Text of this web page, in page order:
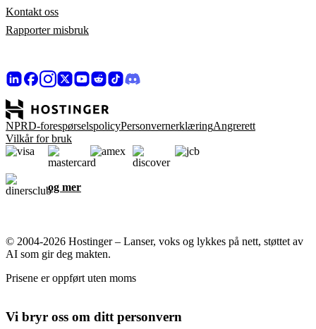
Kontakt oss
Rapporter misbruk
NPRD-forespørselspolicyPersonvernerklæringAngrerett
Vilkår for bruk
og mer
© 2004-2026 Hostinger – Lanser, voks og lykkes på nett, støttet av
AI som gir deg makten.
Prisene er oppført uten moms
Vi bryr oss om ditt personvern